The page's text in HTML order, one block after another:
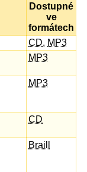
Dostupné
ve
formátech
CD, MP3
MP3
MP3
CD
Braill